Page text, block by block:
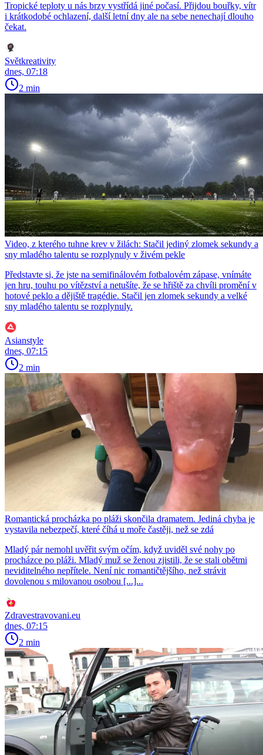
Tropické teploty u nás brzy vystřídá jiné počasí. Přijdou bouřky, vítr
i krátkodobé ochlazení, další letní dny ale na sebe nenechají dlouho
čekat.
Světkreativity
dnes, 07:18
2 min
Video, z kterého tuhne krev v žilách: Stačil jediný zlomek sekundy a
sny mladého talentu se rozplynuly v živém pekle
Představte si, že jste na semifinálovém fotbalovém zápase, vnímáte
jen hru, touhu po vítězství a netušíte, že se hřiště za chvíli promění v
hotové peklo a dějiště tragédie. Stačil jen zlomek sekundy a velké
sny mladého talentu se rozplynuly.
Asianstyle
dnes, 07:15
2 min
Romantická procházka po pláži skončila dramatem. Jediná chyba je
vystavila nebezpečí, které číhá u moře častěji, než se zdá
Mladý pár nemohl uvěřit svým očím, když uviděl své nohy po
procházce po pláži. Mladý muž se ženou zjistili, že se stali obětmi
neviditelného nepřítele. Není nic romantičtějšího, než strávit
dovolenou s milovanou osobou [...]...
Zdravestravovani.eu
dnes, 07:15
2 min